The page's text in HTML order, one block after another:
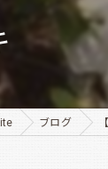
ゴールデンレトリー
ピー
舎
ブログ